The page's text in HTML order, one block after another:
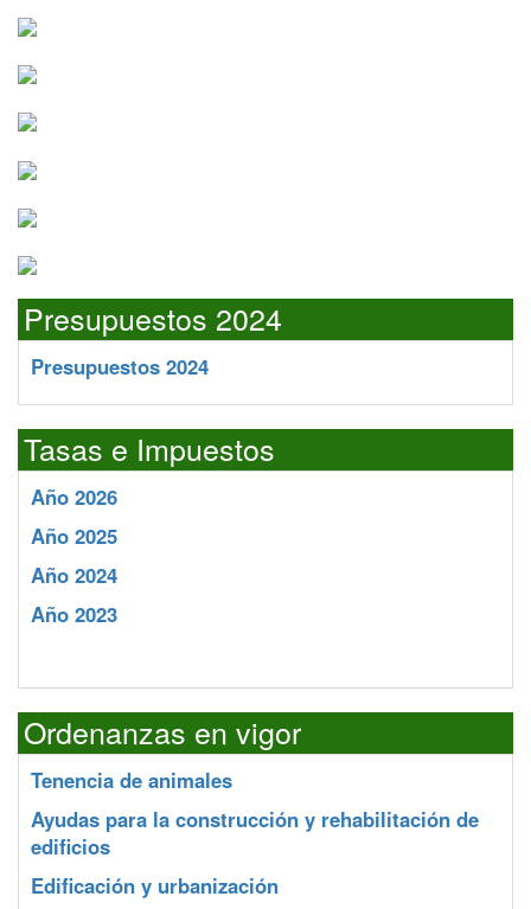
Presupuestos 2024
Presupuestos 2024
Tasas e Impuestos
Año 2026
Año 2025
Año 2024
Año 2023
Ordenanzas en vigor
Tenencia de animales
Ayudas para la construcción y rehabilitación de
edificios
Edificación y urbanización